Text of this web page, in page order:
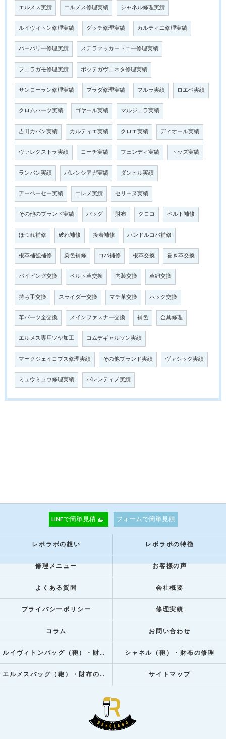
エルメス実績 エルメス修理実績 シャネル修理実績
ルイヴィトン修理実績 グッチ修理実績 カルティエ修理実績
バーバリー修理実績 ステラマッカートニー修理実績
フェラガモ修理実績 ボッテガヴェネタ修理実績
サンローラン修理実績 プラダ修理実績 フルラ実績 ロエベ実績
クロムハーツ実績 ゴヤール実績 マルジェラ実績
吉田カバン実績 カルティエ実績 クロエ実績 ディオール実績
ヴァレクストラ実績 コーチ実績 フェンディ実績 トッズ実績
ランバン実績 バレンシアガ実績 ダンヒル実績
アーペーセー実績 エレメ実績 セリーヌ実績
その他のブランド実績 バッグ 財布 クロコ ベルト補修
ほつれ補修 破れ補修 接着補修 ハンドルコバ補修
根革補強補修 染色補修 コバ補修 根革交換 巻き革交換
パイピング交換 ベルト革交換 内装交換 革紐交換
持ち手交換 スライダー交換 マチ革交換 ホック交換
革パーツ全交換 メインファスナー交換 補色 金具修理
エルメス専用ツヤ加工 コムデギャルソン実績
マークジェイコブス修理実績 その他ブランド実績 ヴァシック実績
ミュウミュウ修理実績 バレンティノ実績
LINEで簡単見積 フォームで簡単見積
レボラボの想い レボラボの特徴
修理メニュー お客様の声
よくある質問 会社概要
プライバシーポリシー 修理実績
コラム お問い合わせ
ルイヴィトンバッグ（鞄）・財布の修理 シャネル（鞄）・財布の修理
エルメスバッグ（鞄）・財布の修理 サイトマップ